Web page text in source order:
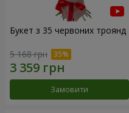
Букет з 35 червоних троянд
5 168 грн
Замовити